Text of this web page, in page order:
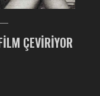
ÇEVIRIYOR